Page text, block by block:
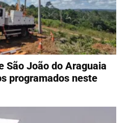
São João do Araguaia
programados neste